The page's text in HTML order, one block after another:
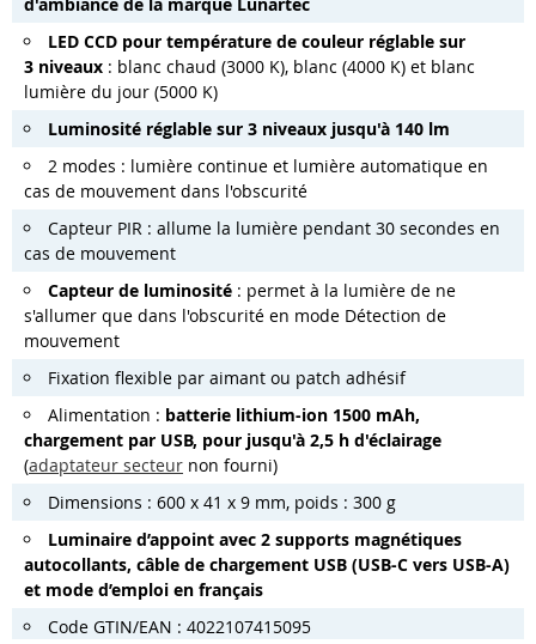
Réglette LED sans fil avec 4 faisceaux lumineux
d'ambiance de la marque Lunartec
3 niveaux: blanc chaud (3000 K), blanc (4000 K) et blanc
lumière du jour (5000 K)
Luminosité réglable sur 3 niveaux jusqu'à 140 lm
2 modes : lumière continue et lumière automatique en
cas de mouvement dans l'obscurité
Capteur PIR : allume la lumière pendant 30 secondes en
cas de mouvement
s'allumer que dans l'obscurité en mode Détection de
mouvement
Fixation flexible par aimant ou patch adhésif
chargement par USB, pour jusqu'à 2,5 h d'éclairage
(adaptateur secteurnon fourni)
Dimensions : 600 x 41 x 9 mm, poids : 300 g
autocollants, câble de chargement USB (USB-C vers USB-A)